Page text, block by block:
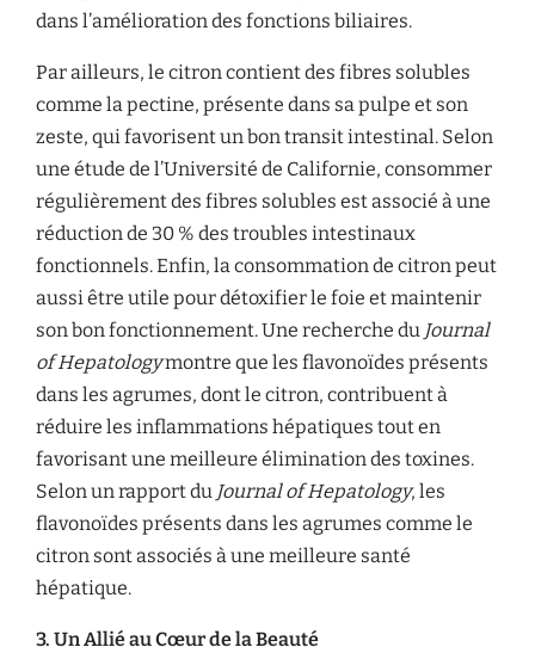
dans l’amélioration des fonctions biliaires.
Par ailleurs, le citron contient des fibres solubles
comme la pectine, présente dans sa pulpe et son
zeste, qui favorisent un bon transit intestinal. Selon
une étude de l’Université de Californie, consommer
régulièrement des fibres solubles est associé à une
réduction de 30 % des troubles intestinaux
fonctionnels. Enfin, la consommation de citron peut
aussi être utile pour détoxifier le foie et maintenir
son bon fonctionnement. Une recherche du Journal
of Hepatologymontre que les flavonoïdes présents
dans les agrumes, dont le citron, contribuent à
réduire les inflammations hépatiques tout en
favorisant une meilleure élimination des toxines.
Selon un rapport du Journal of Hepatology, les
flavonoïdes présents dans les agrumes comme le
citron sont associés à une meilleure santé
hépatique.
3. Un Allié au Cœur de la Beauté